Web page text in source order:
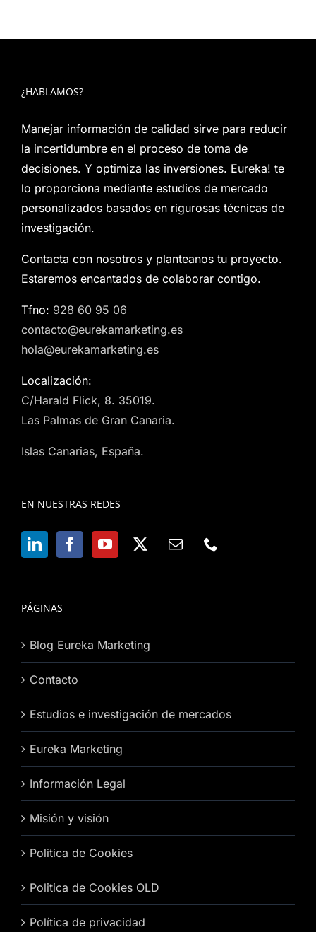
¿HABLAMOS?
Manejar información de calidad sirve para reducir
la incertidumbre en el proceso de toma de
decisiones. Y optimiza las inversiones. Eureka! te
lo proporciona mediante estudios de mercado
personalizados basados en rigurosas técnicas de
investigación.
Contacta con nosotros y planteanos tu proyecto.
Estaremos encantados de colaborar contigo.
Tfno: 928 60 95 06
contacto@eurekamarketing.es
hola@eurekamarketing.es
Localización:
C/Harald Flick, 8. 35019.
Las Palmas de Gran Canaria.
Islas Canarias, España.
EN NUESTRAS REDES
PÁGINAS
Blog Eureka Marketing
Contacto
Estudios e investigación de mercados
Eureka Marketing
Información Legal
Misión y visión
Politica de Cookies
Politica de Cookies OLD
Política de privacidad